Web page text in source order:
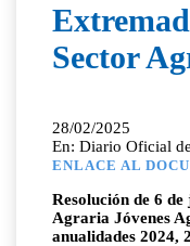
Sector
28/02/2025
En: Diario Oficial
ENLACE AL
Resolución de 6
Agraria Jóvenes
anualidades 2024,